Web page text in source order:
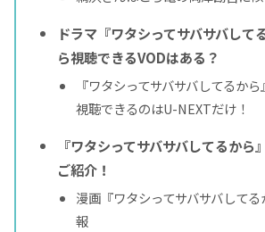
ドラマ『ワタシってサバサバして
ら視聴できるVODはある？
『ワタシってサバサバしてるか
視聴できるのはU-NEXTだけ！
『ワタシってサバサバしてるから
ご紹介！
漫画『ワタシってサバサバして
報